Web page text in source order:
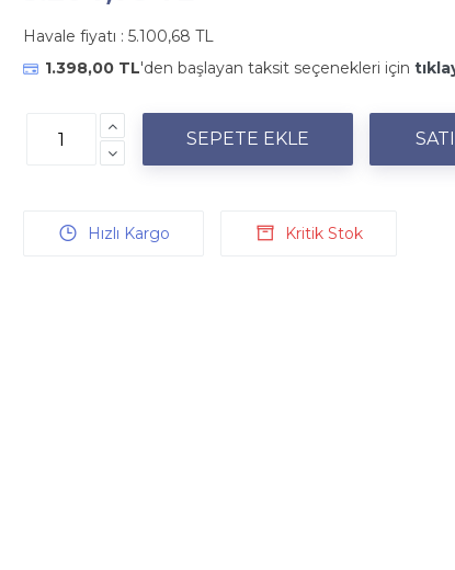
Havale fiyatı : 5.100,68 TL
1.398,00 TL'den başlayan taksit seçenekleri için